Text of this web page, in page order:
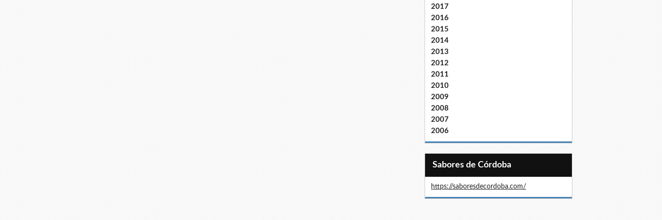
2017
2016
2015
2014
2013
2012
2011
2010
2009
2008
2007
2006
Sabores de Córdoba
https://saboresdecordoba.com/